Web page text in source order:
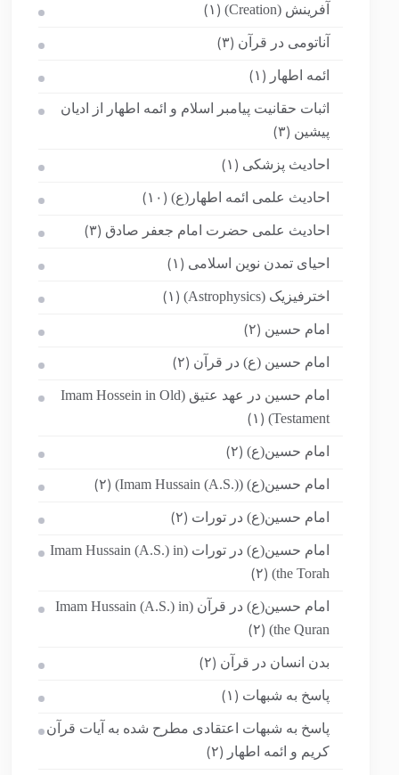
آفرینش (Creation) (۱)
آناتومی در قرآن (۳)
ائمه اطهار (۱)
اثبات حقانیت پیامبر اسلام و ائمه اطهار از ادیان
پیشین (۳)
احادیث پزشکی (۱)
احادیث علمی ائمه اطهار(ع) (۱۰)
احادیث علمی حضرت امام جعفر صادق (۳)
احیای تمدن نوین اسلامی (۱)
اخترفیزیک (Astrophysics) (۱)
امام حسین (۲)
امام حسین (ع) در قرآن (۲)
امام حسین در عهد عتیق (Imam Hossein in Old
Testament)
(۱)
امام حسین(ع) (۲)
امام حسین(ع) (Imam Hussain (A.S.)) (۲)
امام حسین(ع) در تورات (۲)
امام حسین(ع) در تورات (Imam Hussain (A.S.) in
the Torah)
(۲)
امام حسین(ع) در قرآن (Imam Hussain (A.S.) in
the Quran)
(۲)
بدن انسان در قرآن (۲)
پاسخ به شبهات (۱)
پاسخ به شبهات اعتقادی مطرح شده به آیات قرآن
کریم و ائمه اطهار
(۲)